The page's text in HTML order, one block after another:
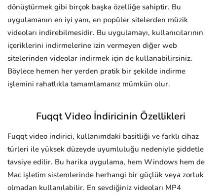
dönüştürmek gibi birçok başka özelliğe sahiptir. Bu
uygulamanın en iyi yanı, en popüler sitelerden müzik
videoları indirebilmesidir. Bu uygulamayı, kullanıcılarının
içeriklerini indirmelerine izin vermeyen diğer web
sitelerinden videolar indirmek için de kullanabilirsiniz.
Böylece hemen her yerden pratik bir şekilde indirme
işlemini rahatlıkla tamamlamanız mümkün olur.
Fuqqt Video İndiricinin Özellikleri
Fuqqt video indirici, kullanımdaki basitliği ve farklı cihaz
türleri ile yüksek düzeyde uyumluluğu nedeniyle şiddetle
tavsiye edilir. Bu harika uygulama, hem Windows hem de
Mac işletim sistemlerinde herhangi bir güçlük veya zorluk
olmadan kullanılabilir. En sevdiğiniz videoları MP4